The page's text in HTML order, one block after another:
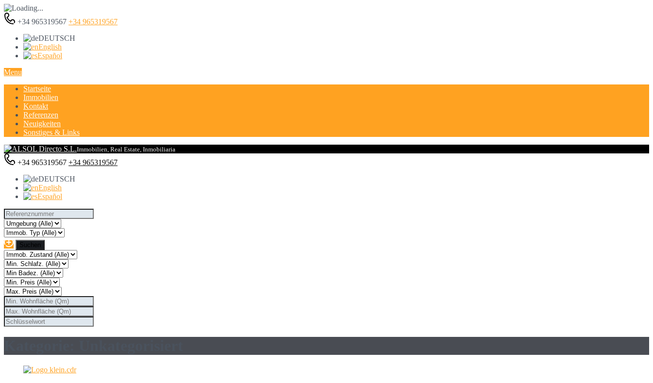
+34 965319567 +34 965319567
DEUTSCH
English
Español
Menu
Startseite
Immobilien
Kontakt
Referenzen
Neuigkeiten
Sonstiges & Links
Immobilien, Real Estate, Inmobiliaria
+34 965319567 +34 965319567
DEUTSCH
English
Español